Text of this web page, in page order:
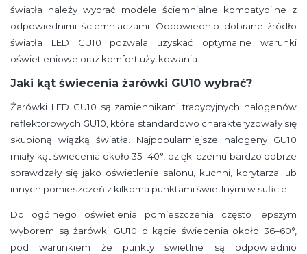
światła należy wybrać modele ściemnialne kompatybilne z
odpowiednimi ściemniaczami. Odpowiednio dobrane źródło
światła LED GU10 pozwala uzyskać optymalne warunki
oświetleniowe oraz komfort użytkowania.
Jaki kąt świecenia żarówki GU10 wybrać?
Żarówki LED GU10 są zamiennikami tradycyjnych halogenów
reflektorowych GU10, które standardowo charakteryzowały się
skupioną wiązką światła. Najpopularniejsze halogeny GU10
miały kąt świecenia około 35–40°, dzięki czemu bardzo dobrze
sprawdzały się jako oświetlenie salonu, kuchni, korytarza lub
innych pomieszczeń z kilkoma punktami świetlnymi w suficie.
Do ogólnego oświetlenia pomieszczenia często lepszym
wyborem są żarówki GU10 o kącie świecenia około 36–60°,
pod warunkiem że punkty świetlne są odpowiednio